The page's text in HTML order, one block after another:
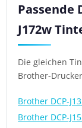
Passende
J172w
Die gleichen
Brother-
Brother DCP-
Brother DCP-